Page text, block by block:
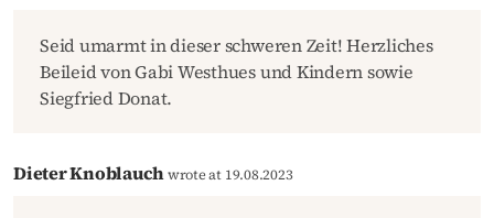
Seid umarmt in dieser schweren Zeit! Herzliches
Beileid von Gabi Westhues und Kindern sowie
Siegfried Donat.
Dieter Knoblauchwrote at 19.08.2023